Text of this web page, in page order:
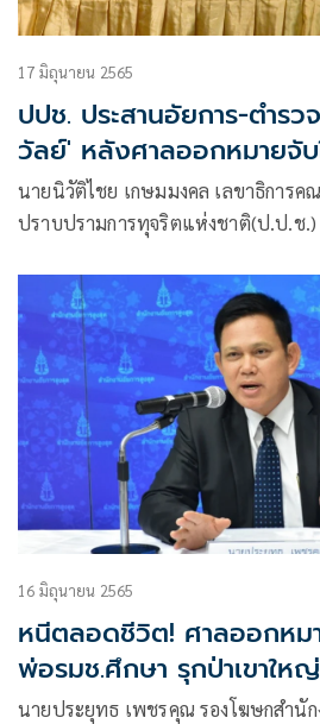
17 มิถุนายน 2565
ปปช. ประสานอัยการ-ตำรว
วัลย์' หลังศาลออกหมายจั
นายนิวัติไชย เกษมมงคล เลขาธิการค
ปราบปรามการทุจริตแห่งชาติ(ป.ป.ช.)
วิลาวัลย์ ในความผิดฐานเป็นผู้สนับส
ที่อุทยานแห่งชาติเขาใหญ่ จ.ปราจีนบุ
16 มิถุนายน 2565
หนีตลอดชีวิต! ศาลออกหม
พ่อรมช.ศึกษา รุกป่าเขาใหญ่
นายประยุทธ เพชรคุณ รองโฆษกสำนัก